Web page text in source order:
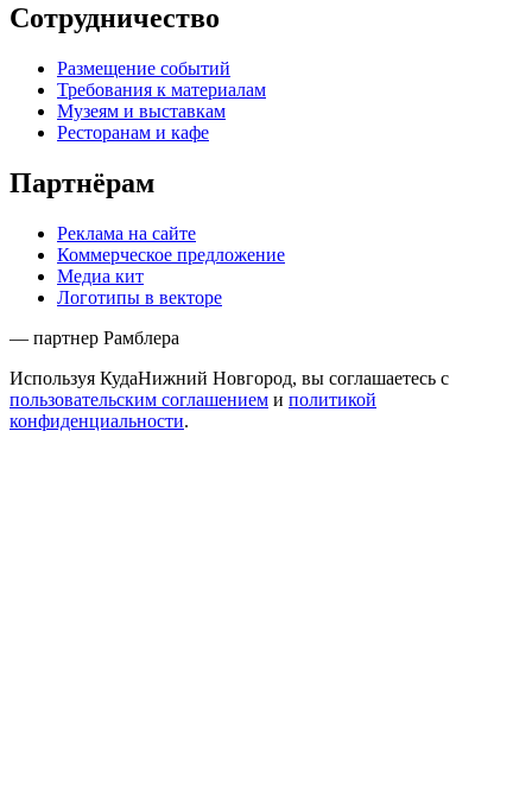
Сотрудничество
Размещение событий
Требования к материалам
Музеям и выставкам
Ресторанам и кафе
Партнёрам
Реклама на сайте
Коммерческое предложение
Медиа кит
Логотипы в векторе
— партнер Рамблера
Используя КудаНижний Новгород, вы соглашаетесь с
пользовательским соглашением и политикой
конфиденциальности.